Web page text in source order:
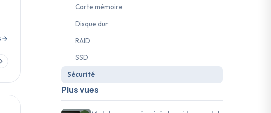
Act #Cybersécurité PME
Carte mémoire
Disque dur
RAID
SSD
Sécurité
Plus vues